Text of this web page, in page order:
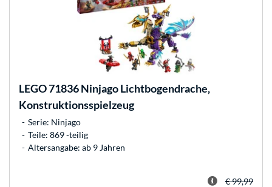
LEGO71836 Ninjago Lichtbogendrache,
Konstruktionsspielzeug
Serie: Ninjago
Teile: 869 -teilig
Altersangabe: ab 9 Jahren
€ 99,99